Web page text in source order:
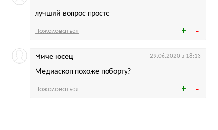
лучший вопрос просто
Пожаловаться
Медиаскоп похоже поборту?
Миченосец 29.06.2020 в 18:13
Пожаловаться